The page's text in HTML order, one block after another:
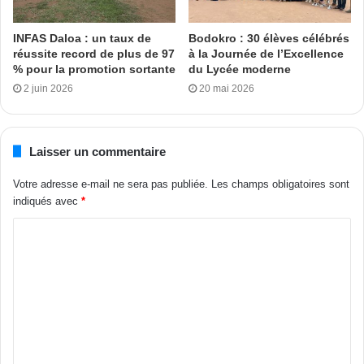
moments de convivialités avec les populations d’Assinie. Il
a terminé en les invitant à toujours mériter la confiance du
chef de l’Etat qui a un véritable faible pour la ville d’Assinie
et une estime profonde pour ses populations.
Olivier Dion
peuple
INFAS Daloa : un taux de
réussite record de plus de 97
% pour la promotion sortante
2 juin 2026
Bodokro : 30 élèves célébrés
à la Journée de l’Excellence
du Lycée moderne
20 mai 2026
Laisser un commentaire
Votre adresse e-mail ne sera pas publiée.
Les champs obligatoires sont
indiqués avec *